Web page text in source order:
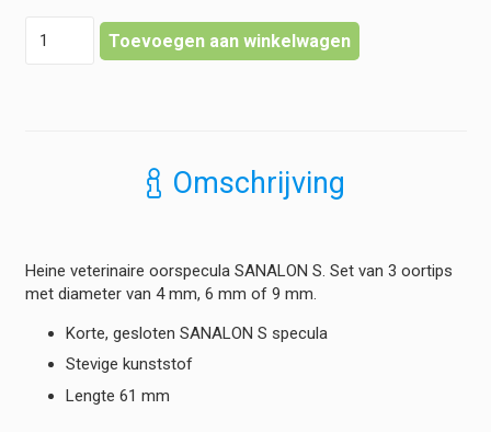
3
hoeveelheid
Toevoegen aan winkelwagen
Omschrijving
Heine veterinaire oorspecula SANALON S. Set van 3 oortips
met diameter van 4 mm, 6 mm of 9 mm.
Korte, gesloten SANALON S specula
Stevige kunststof
Lengte 61 mm